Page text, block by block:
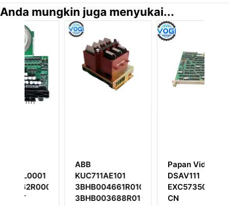
Anda mungkin juga menyukai...
KUC711AE101
3BHB004661R0101
3BHB003688R0101
Papan Video ABB
EXC57350001-
CN